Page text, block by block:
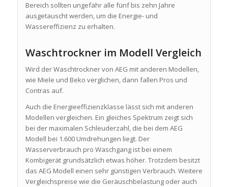
Bereich sollten ungefähr alle fünf bis zehn Jahre
ausgetauscht werden, um die Energie- und
Wassereffizienz zu erhalten.
Waschtrockner im Modell Vergleich
Wird der Waschtrockner von AEG mit anderen Modellen,
wie Miele und Beko verglichen, dann fallen Pros und
Contras auf.
Auch die Energieeffizienzklasse lässt sich mit anderen
Modellen vergleichen. Ein gleiches Spektrum zeigt sich
bei der maximalen Schleuderzahl, die bei dem AEG
Modell bei 1.600 Umdrehungen liegt. Der
Wasserverbrauch pro Waschgang ist bei einem
Kombigerät grundsätzlich etwas höher. Trotzdem besitzt
das AEG Modell einen sehr günstigen Verbrauch. Weitere
Vergleichspreise wie die Geräuschbelastung oder auch